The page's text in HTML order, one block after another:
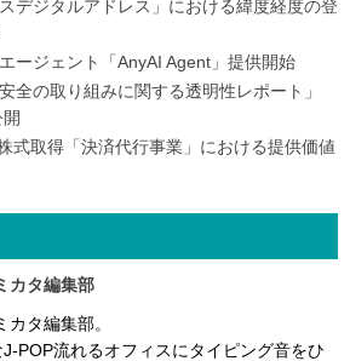
デジタルアドレス」における緯度経度の登
ージェント「AnyAI Agent」提供開始
全の取り組みに関する透明性レポート」
式取得「決済代行事業」における提供価値
カタ編集部
カタ編集部。
POP流れるオフィスにタイピング音をひ